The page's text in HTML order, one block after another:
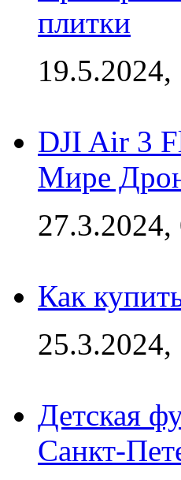
плитки
19.5.2024,
DJI Air 3
Мире
27.3.2024,
Как
25.3.2024,
Детская
Санкт-